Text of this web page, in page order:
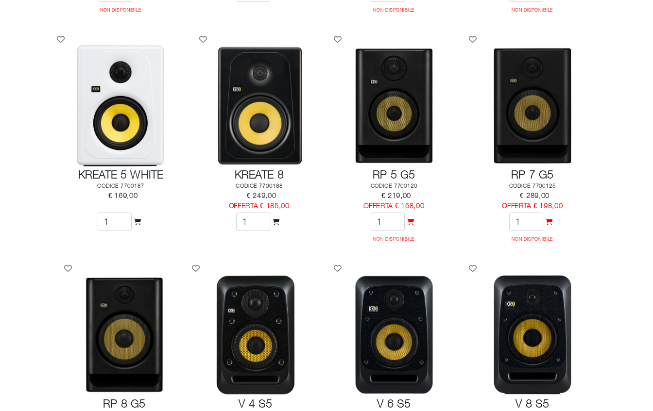
NON DISPONIBILE NON DISPONIBILE NON DISPONIBILE
KREATE 5 WHITE
CODICE 7700187
€ 169,00
KREATE 8
CODICE 7700188
€ 249,00
OFFERTA € 185,00
RP 5 G5
CODICE 7700120
€ 219,00
OFFERTA € 158,00
NON DISPONIBILE
RP 7 G5
CODICE 7700125
€ 289,00
OFFERTA € 198,00
NON DISPONIBILE
RP 8 G5 V 4 S5 V 6 S5 V 8 S5